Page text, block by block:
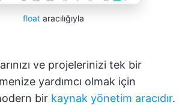
float aracılığıyla
ve projelerinizi tek bir
yardımcı olmak için
bir kaynak yönetim aracıdır.